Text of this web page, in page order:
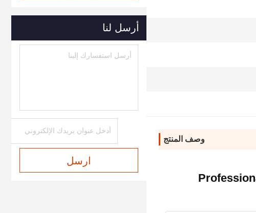
19*12*22.5 سم
0.33 كجم
وصف المنتج
أرسل لنا
ارسل